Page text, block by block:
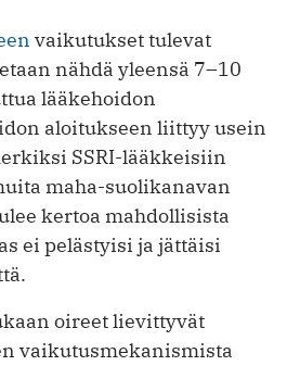
vaikutukset tulevat
nähdä yleensä 7–10
lääkehoidon
aloitukseen liittyy usein
SSRI-lääkkeisiin
maha-suolikanavan
kertoa mahdollisista
ei pelästyisi ja jättäisi
oireet lievittyvät
vaikutusmekanismista